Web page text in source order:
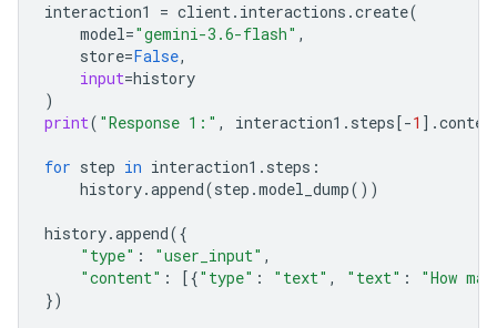
interaction1 = client. interactions .create(
model="gemini-3.6-flash" ,
store=False,
input=history
)
print( "Response 1:" , interaction1 . steps[-1 ] .
for step in interaction1 . steps :
history.append(step .model_dump())
history.append({
"type" : "user_input" ,
"content" : [{"type" : "text" , "text" :
"How
})